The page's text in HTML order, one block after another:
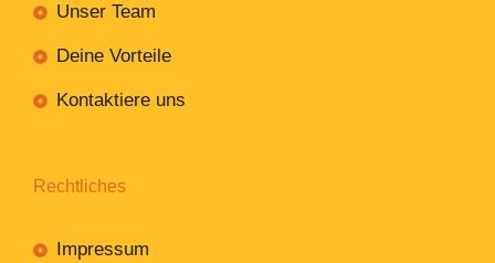
Unser Team
Deine Vorteile
Kontaktiere uns
Rechtliches
Impressum